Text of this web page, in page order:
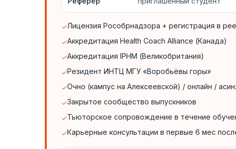
✓Лицензия Рособрнадзора + регистрация в
✓Аккредитация Health Coach Alliance (Канада)
✓Аккредитация IPHM (Великобритания)
✓Резидент ИНТЦ МГУ «Воробьёвы горы»
✓Очно (кампус на Алексеевской) / онлайн /
✓Закрытое сообщество выпускников
✓Тьюторское сопровождение в течение
✓Карьерные консультации в первые 6 мес